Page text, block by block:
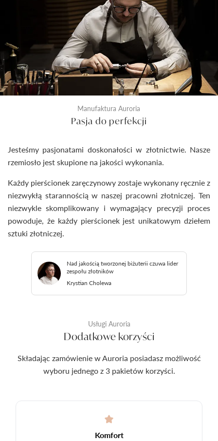
kontrola następuje tuż przed zamknięciem
pierścionka do pudełeczka. Dzięki temu
dostarczymy Ci wyroby jubilerskie najwyższej klasy.
Manufaktura Auroria
Pasja do perfekcji
Jesteśmy pasjonatami doskonałości w złotnictwie. Nasze
rzemiosło jest skupione na jakości wykonania.
Każdy pierścionek zaręczynowy zostaje wykonany ręcznie z
niezwykłą starannością w naszej pracowni złotniczej. Ten
niezwykle skomplikowany i wymagający precyzji proces
powoduje, że każdy pierścionek jest unikatowym dziełem
sztuki złotniczej.
Nad jakością tworzonej biżuterii czuwa lider
zespołu złotników
Krystian Cholewa
Usługi Auroria
Dodatkowe korzyści
Składając zamówienie w Auroria posiadasz możliwość
wyboru jednego z 3 pakietów korzyści.
Komfort